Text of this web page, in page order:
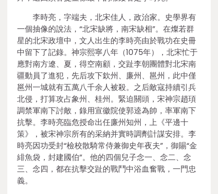
李時亮，字端夫，北宋佳人，政治家。史學界有
一個抽像的說法，“北宋缺將，南宋缺相”。在燦若群
星的北宋政壇中，文人出生的李時亮由於戰功在史冊
中留下了記錄。神宗熙寧八年（1075年），北宋忙于
應對南方遼、夏，得空南顧，交趾李朝團體對北宋南
疆動員了進犯，先后攻下欽州、廉州、邕州，此中僅
邕州一城就有五萬八千余人被殺。之后敵寇持續引兵
北侵，打算攻占象州、桂州。緊迫關頭，宋神宗趙頊
調禁軍南下討敵，錄用宣徽院使郭逵為帥，率軍南下
抗擊。李時亮臨危授命出任廉州知州，上《平邊十
策》，被宋神宗所有的采納并實時調劑計謀安排。李
時亮因功受封“檢校散騎常侍兼御史年夜夫”，御賜“金
緋魚袋，封建國伯”。他的四個兒子念一、念二、念
三、念四，都在抗擊交趾的戰鬥中浴血奮戰，一門忠
義。